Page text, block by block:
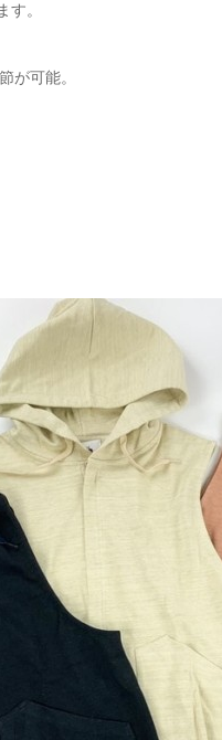
。
が可能。